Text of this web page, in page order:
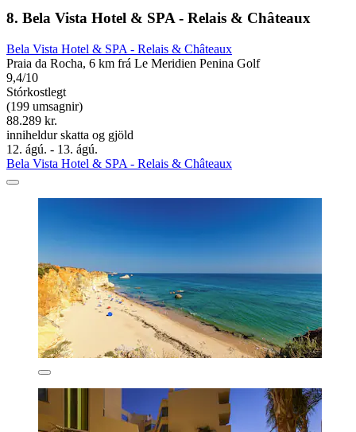
8. Bela Vista Hotel & SPA - Relais & Châteaux
Bela Vista Hotel & SPA - Relais & Châteaux
Praia da Rocha, 6 km frá Le Meridien Penina Golf
9,4/10
Stórkostlegt
(199 umsagnir)
88.289 kr.
inniheldur skatta og gjöld
12. ágú. - 13. ágú.
Bela Vista Hotel & SPA - Relais & Châteaux